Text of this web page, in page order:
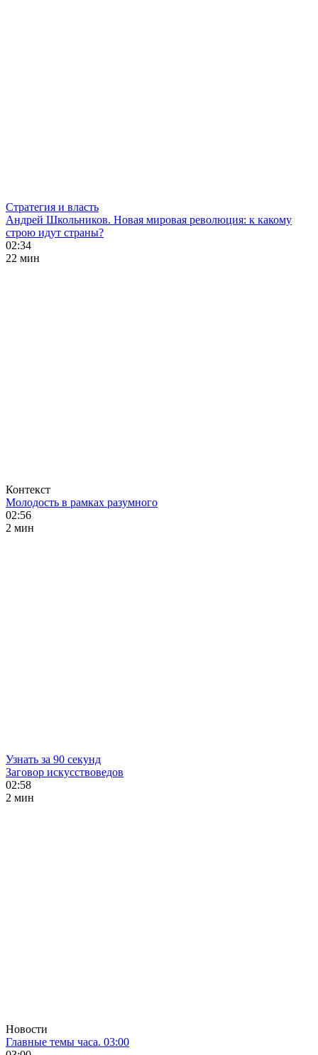
Стратегия и власть
Андрей Школьников. Новая мировая революция: к какому
строю идут страны?
02:34
22 мин
Контекст
Молодость в рамках разумного
02:56
2 мин
Узнать за 90 секунд
Заговор искусствоведов
02:58
2 мин
Новости
Главные темы часа. 03:00